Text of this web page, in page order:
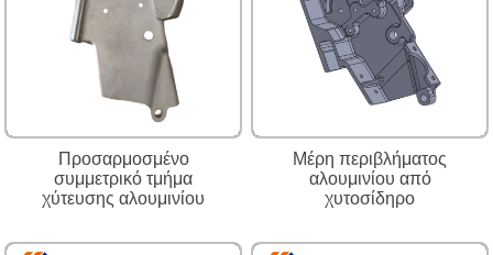
Προσαρμοσμένο
συμμετρικό τμήμα
χύτευσης αλουμινίου
Μέρη περιβλήματος
αλουμινίου από
χυτοσίδηρο